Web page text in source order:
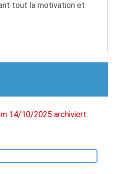
tout la motivation et
14/10/2025 archiviert.